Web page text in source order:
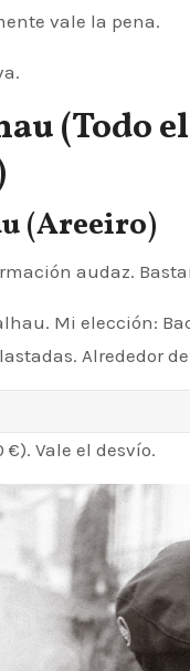
vale la pena.
(Todo
(Areeiro)
audaz.
Mi elección:
Alrededor
€). Vale el desvío.